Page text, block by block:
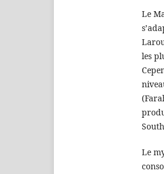
Le
les
Le